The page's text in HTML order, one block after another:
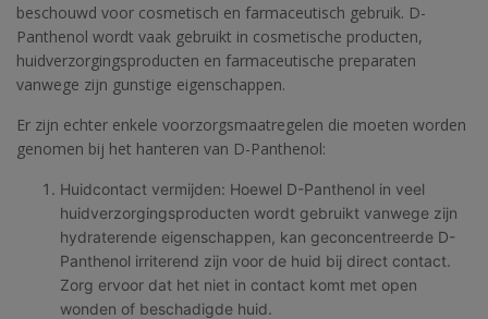
beschouwd voor cosmetisch en farmaceutisch gebruik. D-
Panthenol wordt vaak gebruikt in cosmetische producten,
huidverzorgingsproducten en farmaceutische preparaten
vanwege zijn gunstige eigenschappen.
Er zijn echter enkele voorzorgsmaatregelen die moeten worden
genomen bij het hanteren van D-Panthenol:
Huidcontact vermijden: Hoewel D-Panthenol in veel
huidverzorgingsproducten wordt gebruikt vanwege zijn
hydraterende eigenschappen, kan geconcentreerde D-
Panthenol irriterend zijn voor de huid bij direct contact.
Zorg ervoor dat het niet in contact komt met open
wonden of beschadigde huid.